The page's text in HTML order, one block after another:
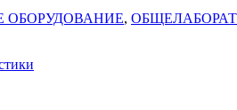
ОБОРУДОВАНИЕ,